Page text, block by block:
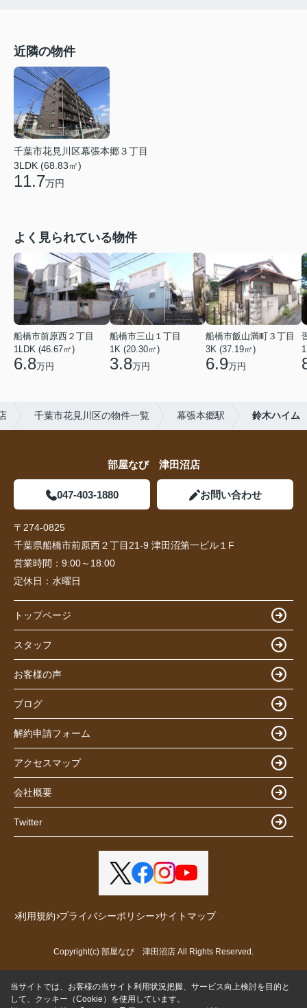
近隣の物件
千葉市花見川区幕張本郷３丁目
3LDK (68.83㎡)
11.7万円
よく見られている物件
船橋市前原西２丁目
1LDK (46.67㎡)
6.8万円
船橋市三山１丁目
1K (20.30㎡)
3.8万円
船橋市飯山満町３丁目
3K (37.19㎡)
6.9万円
千葉市花見川区の物件一覧 幕張本郷駅 鈴木ハイム
部屋なび 津田沼店
047-403-1880 お問い合わせ
〒274-0825
千葉県船橋市前原西２丁目21-9 津田沼第一ビル１F
営業時間： 9:00～18:00
定休日： 水曜日
トップページ
スタッフ
お客様の声
ブログ
解約申請フォーム
アクセスマップ
会社概要
Twitter
利用規約 プライバシーポリシー サイトマップ
Copyright(c) 部屋なび 津田沼店 All Rights Reserved.
当サイトでは、お客様の当サイト利用状況把握、サービス向上検討を目的と
して、クッキー（Cookie）を使用しています。